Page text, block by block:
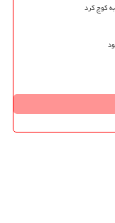
کوچ کرد